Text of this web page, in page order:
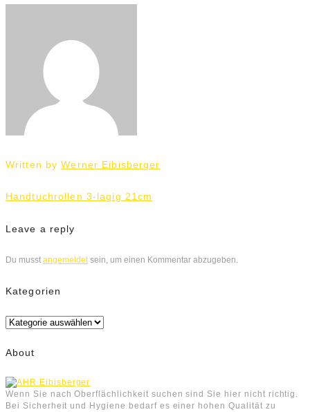
Written byWerner Eibisberger
Beitrags-
Navigation
Handtuchrollen 3-lagig 21cm
Leave a reply
Du musst angemeldetsein, um einen Kommentar abzugeben.
Kategorien
Kategorien
About
Wenn Sie nach Oberflächlichkeit suchen sind Sie hier nicht richtig.
Bei Sicherheit und Hygiene bedarf es einer hohen Qualität zu